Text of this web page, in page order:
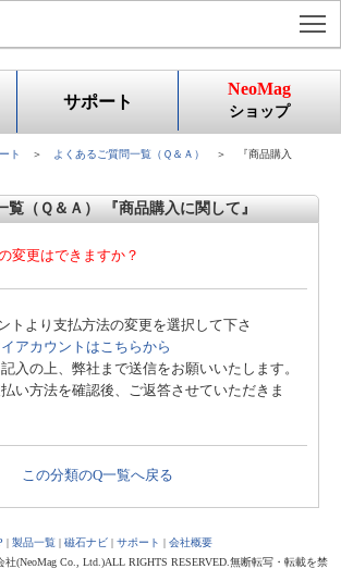
サポート
NeoMag
ショップ
ト ＞ よくあるご質問一覧（Ｑ＆Ａ）
＞ 『商品購入
覧（Ｑ＆Ａ） 『商品購入に関して』
更はできますか？
より支払方法の変更を選択して下さ
アカウントはこちらから
入の上、弊社まで送信をお願いいたします。
い方法を確認後、ご返答させていただきま
この分類のQ一覧へ戻る
| 製品一覧| 磁石ナビ| サポート | 会社概要
(NeoMag Co., Ltd.)ALL RIGHTS RESERVED.無断転写・転載を禁